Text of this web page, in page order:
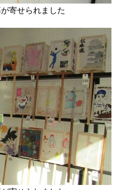
寄せられました